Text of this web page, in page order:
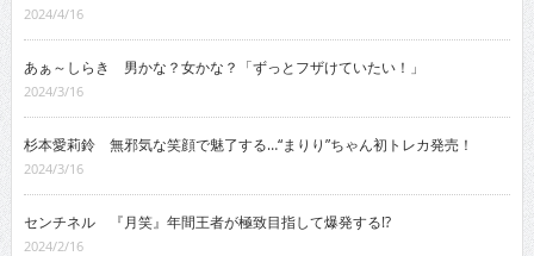
2024/4/16
あぁ～しらき 男かな？女かな？「ずっとフザけていたい！」
2024/3/16
杉本愛莉鈴 無邪気な笑顔で魅了する…“まりり”ちゃん初トレカ発売！
2024/3/16
センチネル 『月笑』年間王者が極致目指して爆発する!?
2024/2/16